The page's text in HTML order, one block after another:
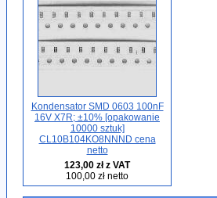
Kondensator SMD 0603 100nF
16V X7R; ±10% [opakowanie
10000 sztuk]
CL10B104KO8NNND cena
netto
123,00 zł z VAT
100,00 zł netto